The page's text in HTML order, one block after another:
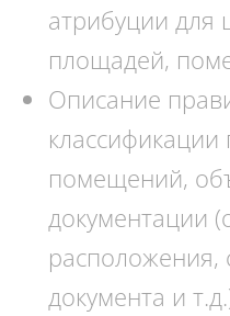
атрибуции для
площадей,
Описание
помещений,
документации
расположения,
документа и